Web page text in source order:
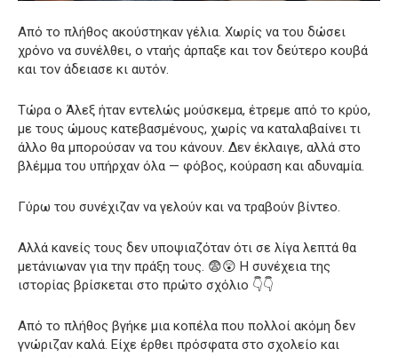
Από το πλήθος ακούστηκαν γέλια. Χωρίς να του δώσει
χρόνο να συνέλθει, ο νταής άρπαξε και τον δεύτερο κουβά
και τον άδειασε κι αυτόν.
Τώρα ο Άλεξ ήταν εντελώς μούσκεμα, έτρεμε από το κρύο,
με τους ώμους κατεβασμένους, χωρίς να καταλαβαίνει τι
άλλο θα μπορούσαν να του κάνουν. Δεν έκλαιγε, αλλά στο
βλέμμα του υπήρχαν όλα — φόβος, κούραση και αδυναμία.
Γύρω του συνέχιζαν να γελούν και να τραβούν βίντεο.
Αλλά κανείς τους δεν υποψιαζόταν ότι σε λίγα λεπτά θα
μετάνιωναν για την πράξη τους. 😨😲 Η συνέχεια της
ιστορίας βρίσκεται στο πρώτο σχόλιο 👇👇
Από το πλήθος βγήκε μια κοπέλα που πολλοί ακόμη δεν
γνώριζαν καλά. Είχε έρθει πρόσφατα στο σχολείο και